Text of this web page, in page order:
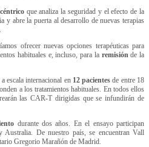
que analiza la seguridad y el efecto de la
y abre la puerta al desarrollo de nuevas terapias
ofrecer nuevas opciones terapéuticas para
habituales e, incluso, para la remisión de la
escala internacional en 12 pacientes de entre 18
a los tratamientos habituales. En todos ellos
las CAR-T dirigidas que se infundirán de
durante dos años. En el ensayo participan
Australia. De nuestro país, se encuentran Vall
Gregorio Marañón de Madrid.